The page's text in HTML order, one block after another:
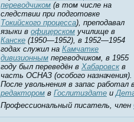
переводчиком (в том числе на
следствии при подготовке
Токийского процесса), преподавал
языки в офицерском училище в
Канске (1950—1952), в 1952—1954
годах служил на Камчатке
дивизионным переводчиком, в 1955
году был переведён в Хабаровскв
часть ОСНАЗ (особого назначения).
После увольнения в запас работал
редактором в Гослитиздате и
Профессиональный писатель, член